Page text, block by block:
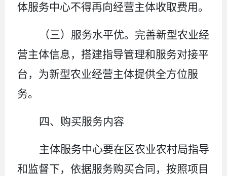
体服务中心不得再向经营主体收取费用。
（三）服务水平优。 完善新型农业经
营主体信息，搭建指导管理和服务对接平
台，为新型农业经营主体提供全方位服
务。
四、购买服务内容
主体服务中心要在区农业农村局指导
和监督下，依据服务购买合同，按照项目